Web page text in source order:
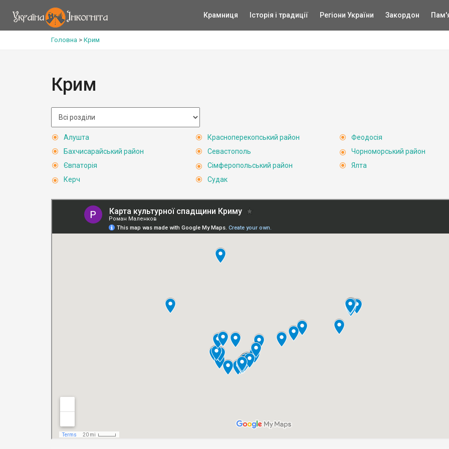
Крамниця Історія і традиції Регіони України Закордон
Головна > Крим
Крим
Алушта
Бахчисарайський район
Євпаторія
Керч
Красноперекопський район
Севастополь
Сімферопольський район
Судак
Феодосія
Чорноморський район
Ялта